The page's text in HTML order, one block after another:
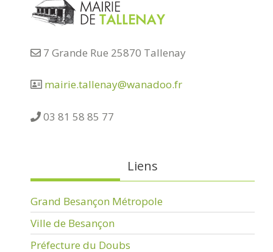
7 Grande Rue 25870 Tallenay
mairie.tallenay@wanadoo.fr
03 81 58 85 77
Liens
Grand Besançon Métropole
Ville de Besançon
Préfecture du Doubs